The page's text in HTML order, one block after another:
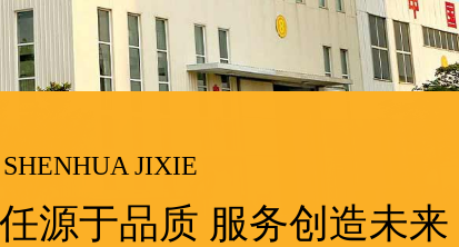
SHENHUA JIXIE
源于品质 服务创造未来